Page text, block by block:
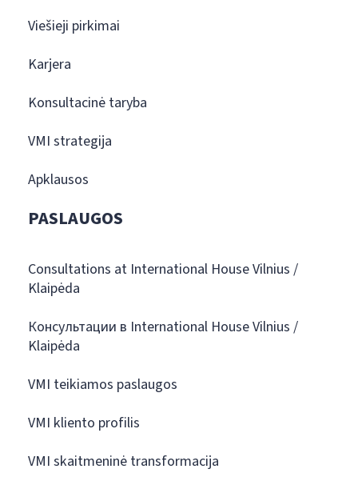
Viešieji pirkimai
Karjera
Konsultacinė taryba
VMI strategija
Apklausos
PASLAUGOS
Consultations at International House Vilnius /
Klaipėda
Консультации в International House Vilnius /
Klaipėda
VMI teikiamos paslaugos
VMI kliento profilis
VMI skaitmeninė transformacija